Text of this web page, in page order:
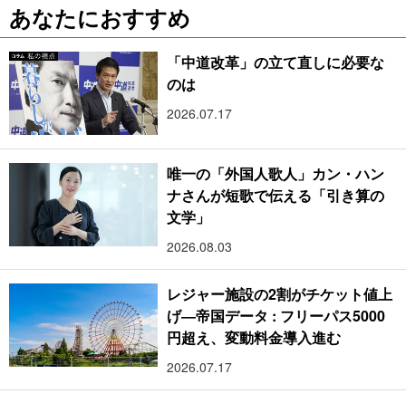
あなたにおすすめ
「中道改革」の立て直しに必要な
のは
2026.07.17
唯一の「外国人歌人」カン・ハン
ナさんが短歌で伝える「引き算の
文学」
2026.08.03
レジャー施設の2割がチケット値上
げ―帝国データ : フリーパス5000
円超え、変動料金導入進む
2026.07.17